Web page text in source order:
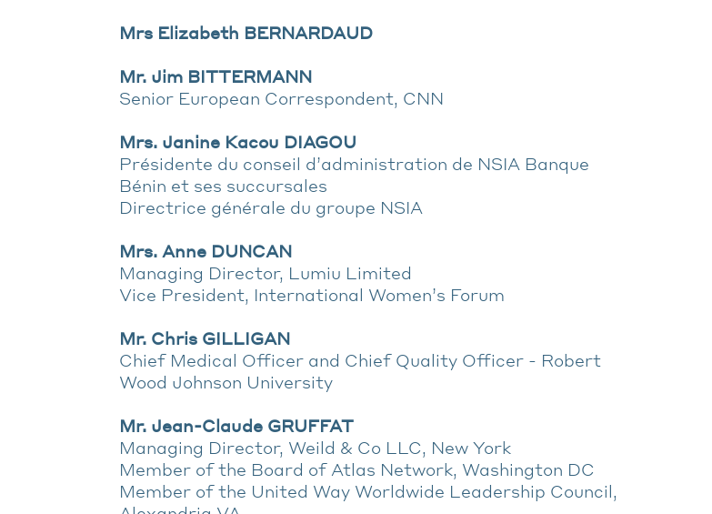
Mrs Elizabeth BERNARDAUD
Mr. Jim BITTERMANN
Senior European Correspondent, CNN
Mrs. Janine Kacou DIAGOU
Présidente du conseil d’administration de NSIA Banque
Bénin et ses succursales
Directrice générale du groupe NSIA
Mrs. Anne DUNCAN
Managing Director, Lumiu Limited
Vice President, International Women’s Forum
Mr. Chris GILLIGAN
Chief Medical Officer and Chief Quality Officer - Robert
Wood Johnson University
Mr. Jean-Claude GRUFFAT
Managing Director, Weild & Co LLC, New York
Member of the Board of Atlas Network, Washington DC
Member of the United Way Worldwide Leadership Council,